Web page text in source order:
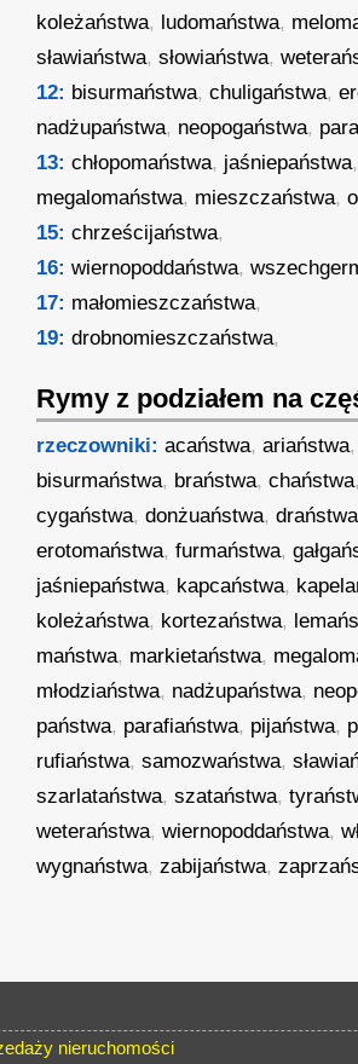
koleżaństwa, ludomaństwa,
sławiaństwa,słowiaństwa,
12: bisurmaństwa,chuligaństwa,
nadżupaństwa, neopogaństwa,
13: chłopomaństwa, jaśniepaństwa,
megalomaństwa, mieszczaństwa,
15: chrześcijaństwa,
16: wiernopoddaństwa,
17: małomieszczaństwa,
19: drobnomieszczaństwa,
Rymy z podziałem na
rzeczowniki: acaństwa,ariaństwa
bisurmaństwa, braństwa,chaństwa
cygaństwa,donżuaństwa,draństwa
erotomaństwa,furmaństwa,
jaśniepaństwa, kapcaństwa,
koleżaństwa, kortezaństwa,
maństwa, markietaństwa,
młodziaństwa, nadżupaństwa,
państwa, parafiaństwa, pijaństwa,
rufiaństwa,samozwaństwa,
szarlataństwa,szataństwa,
weteraństwa,wiernopoddaństwa,
wygnaństwa,zabijaństwa,
nieruchomości